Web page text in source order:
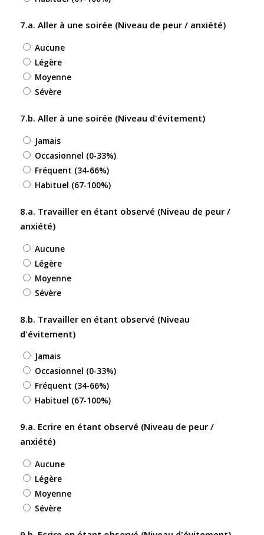
7.a. Aller à une soirée (Niveau de peur / anxiété)
Aucune
Légère
Moyenne
Sévère
7.b. Aller à une soirée (Niveau d'évitement)
Jamais
Occasionnel (0-33%)
Fréquent (34-66%)
Habituel (67-100%)
8.a. Travailler en étant observé (Niveau de peur /
anxiété)
Aucune
Légère
Moyenne
Sévère
8.b. Travailler en étant observé (Niveau
d'évitement)
Jamais
Occasionnel (0-33%)
Fréquent (34-66%)
Habituel (67-100%)
9.a. Ecrire en étant observé (Niveau de peur /
anxiété)
Aucune
Légère
Moyenne
Sévère